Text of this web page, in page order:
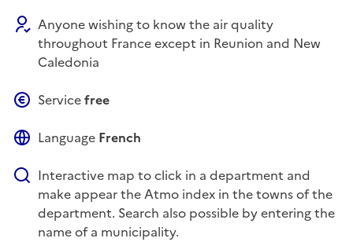
Anyone wishing to know the air quality
throughout France except in Reunion and New
Caledonia
Servicefree
Language French
Interactive map to click in a department and
make appearthe Atmo index in the towns of the
department. Search also possible by entering the
name of a municipality.